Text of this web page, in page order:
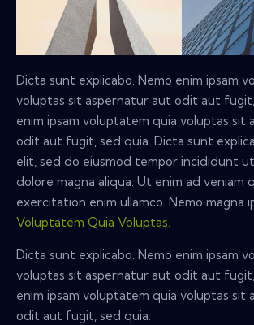
Dicta sunt explicabo. Nemo enim ipsam
voluptas sit aspernatur aut odit aut
enim ipsam voluptatem quia voluptas sit
odit aut fugit, sed quia. Dicta sunt
elit, sed do eiusmod tempor incididunt
dolore magna aliqua. Ut enim ad veniam
exercitation enim ullamco. Nemo magna
Voluptatem Quia Voluptas.
Dicta sunt explicabo. Nemo enim ipsam
voluptas sit aspernatur aut odit aut
enim ipsam voluptatem quia voluptas sit
odit aut fugit, sed quia.